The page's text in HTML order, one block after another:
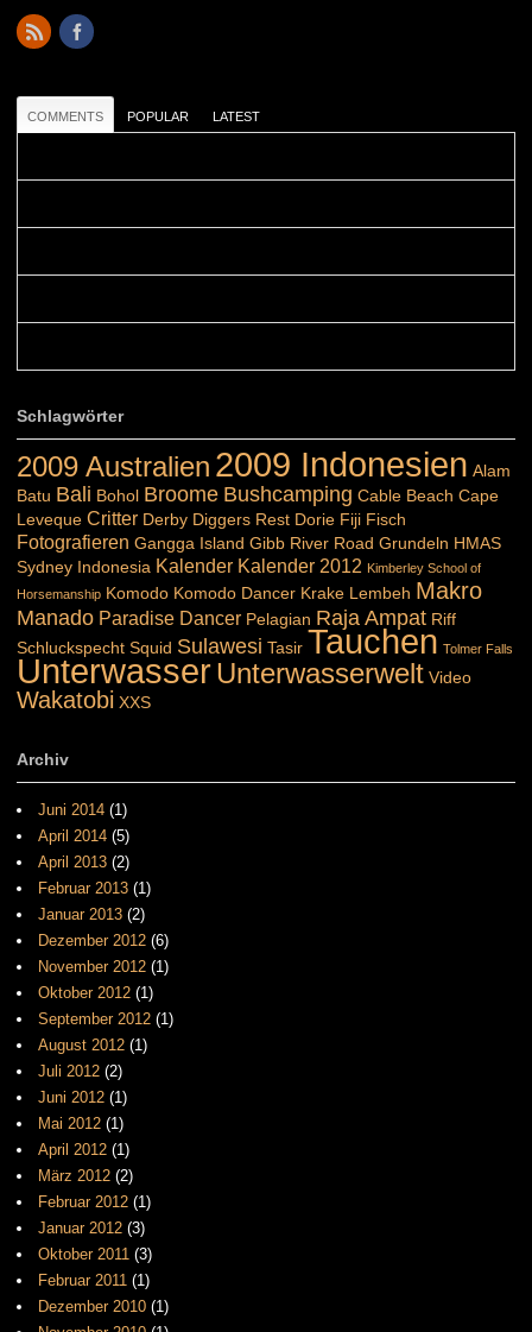
COMMENTS POPULAR LATEST
Schlagwörter
2009 Australien 2009 Indonesien Alam
Batu Bali Bohol Broome Bushcamping Cable Beach Cape
Leveque Critter Derby Diggers Rest Dorie Fiji Fisch
Fotografieren Gangga Island Gibb River Road Grundeln HMAS
Sydney Indonesia Kalender Kalender 2012 Kimberley School of
Horsemanship Komodo Komodo Dancer Krake Lembeh Makro
Manado Paradise Dancer Pelagian Raja Ampat Riff
Schluckspecht Squid Sulawesi Tasir Tauchen Tolmer Falls
UnterwasserUnterwasserwelt Video
Wakatobi XXS
Archiv
Juni 2014 (1)
April 2014 (5)
April 2013 (2)
Februar 2013 (1)
Januar 2013 (2)
Dezember 2012 (6)
November 2012 (1)
Oktober 2012 (1)
September 2012 (1)
August 2012 (1)
Juli 2012 (2)
Juni 2012 (1)
Mai 2012 (1)
April 2012 (1)
März 2012 (2)
Februar 2012 (1)
Januar 2012 (3)
Oktober 2011 (3)
Februar 2011 (1)
Dezember 2010 (1)